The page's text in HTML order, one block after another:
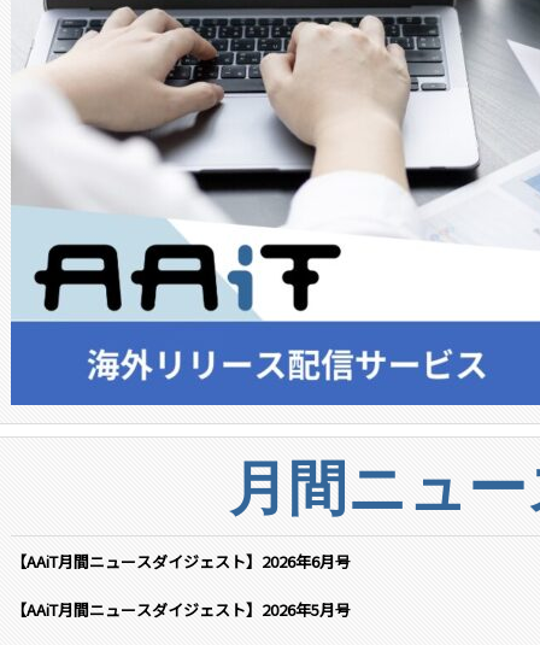
月間ニュ
【AAiT月間ニュースダイジェスト】2026年6月号
【AAiT月間ニュースダイジェスト】2026年5月号